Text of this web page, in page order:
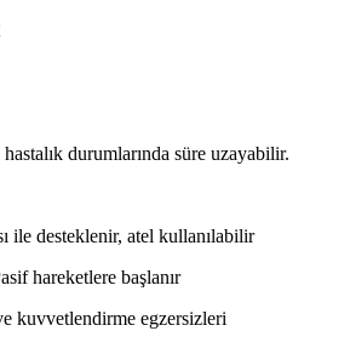
durumlarında süre uzayabilir.
ile desteklenir, atel kullanılabilir
hareketlere başlanır
kuvvetlendirme egzersizleri